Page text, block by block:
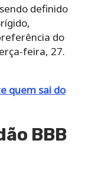
definido
do
feira, 27.
quem sai do
BBB